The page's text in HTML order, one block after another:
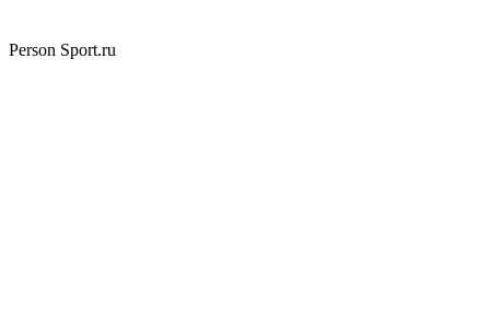
Person Sport.ru